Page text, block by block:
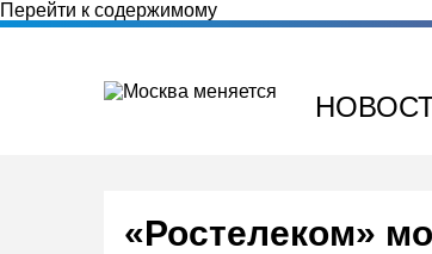
Перейти к содержимому
«Ростелеком»